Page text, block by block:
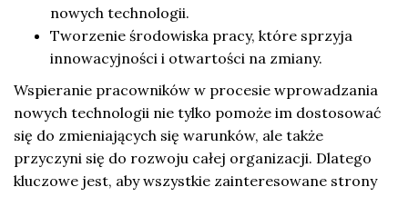
nowych technologii.
Tworzenie środowiska pracy, które sprzyja
innowacyjności i otwartości na zmiany.
Wspieranie pracowników w procesie wprowadzania
nowych technologii nie tylko pomoże im dostosować
się do zmieniających się warunków, ale także
przyczyni się do rozwoju całej organizacji. Dlatego
kluczowe jest, aby wszystkie zainteresowane strony